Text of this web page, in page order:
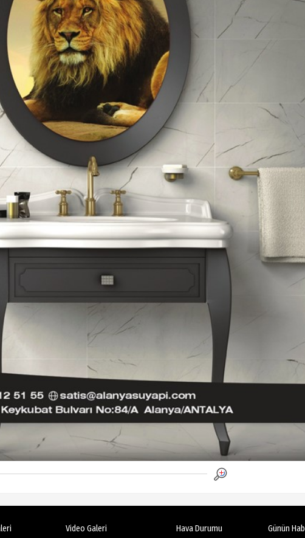
Video Galeri Hava Durumu Günün